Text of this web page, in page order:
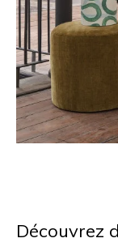
Découvrez